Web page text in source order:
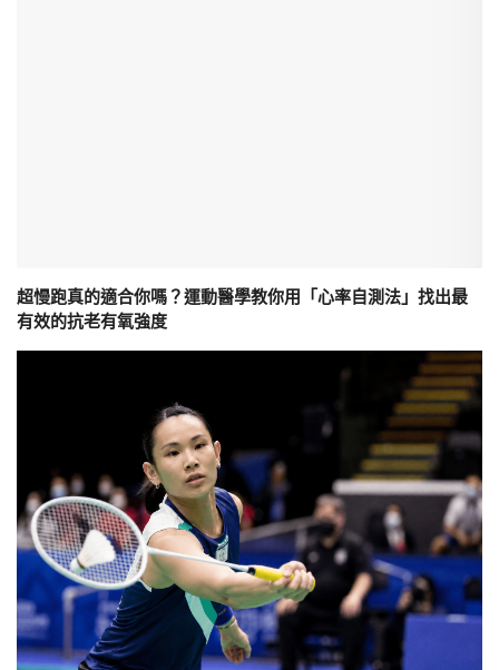
超慢跑真的適合你嗎？運動醫學教你用「心率自測法」找出最
有效的抗老有氧強度